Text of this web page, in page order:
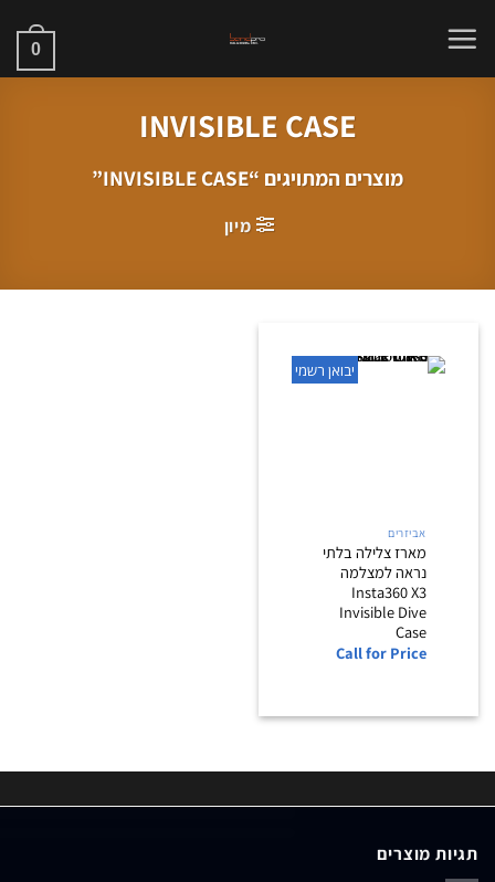
0
INVISIBLE CASE
מוצרים המתויגים “INVISIBLE CASE”
מיון
יבואן רשמי
אביזרים
מארז צלילה בלתי
נראה למצלמה
Insta360 X3
Invisible Dive
Case
Call for Price
תגיות מוצרים